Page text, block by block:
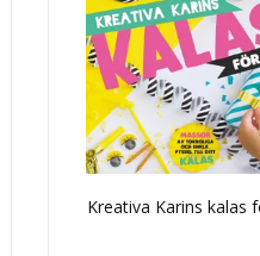
Kreativa Karins kalas